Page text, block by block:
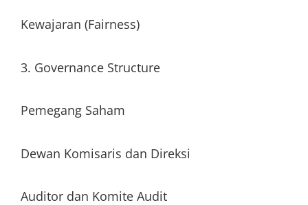
Kewajaran (Fairness)
3. Governance Structure
Pemegang Saham
Dewan Komisaris dan Direksi
Auditor dan Komite Audit